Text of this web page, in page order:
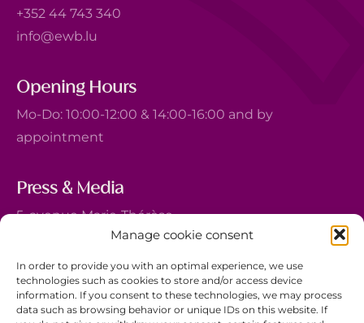
Manage cookie consent
In order to provide you with an optimal experience, we use
technologies such as cookies to store and/or access device
information. If you consent to these technologies, we may process
data such as browsing behavior or unique IDs on this website. If
+352 44 743 340
info@ewb.lu
Opening Hours
Mo-Do: 10:00-12:00 & 14:00-16:00 and by
appointment
Press & Media
5, avenue Marie-Thérèse
L-2132 Luxembourg
+352 44 743 340
comm@ewb.lu